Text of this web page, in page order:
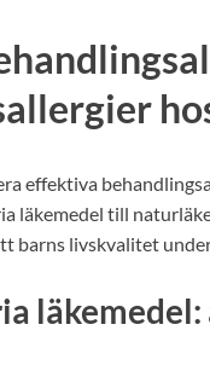
effektiva
läkemedel till
barns livskvalitet